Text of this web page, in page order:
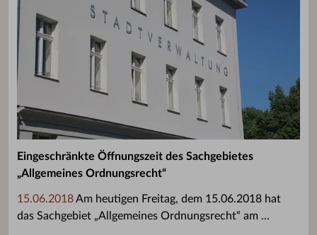
Eingeschränkte Öffnungszeit des Sachgebietes
„Allgemeines Ordnungsrecht“
15.06.2018Am heutigen Freitag, dem 15.06.2018 hat
das Sachgebiet „Allgemeines Ordnungsrecht“ am ...